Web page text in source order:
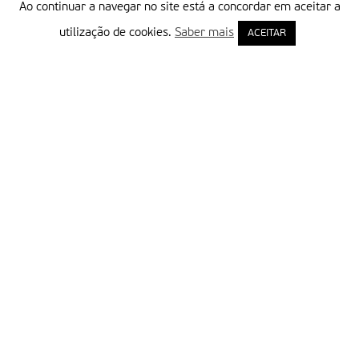
Ao continuar a navegar no site está a concordar em aceitar a
utilização de cookies. Saber mais ACEITAR